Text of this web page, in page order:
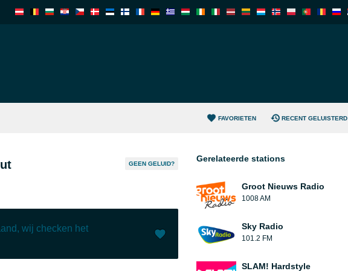
FAVORIETEN RECENT GELUISTERD
GEEN GELUID?
wij checken het
Gerelateerde stations
Groot Nieuws Radio
1008 AM
Sky Radio
101.2 FM
SLAM! Hardstyle